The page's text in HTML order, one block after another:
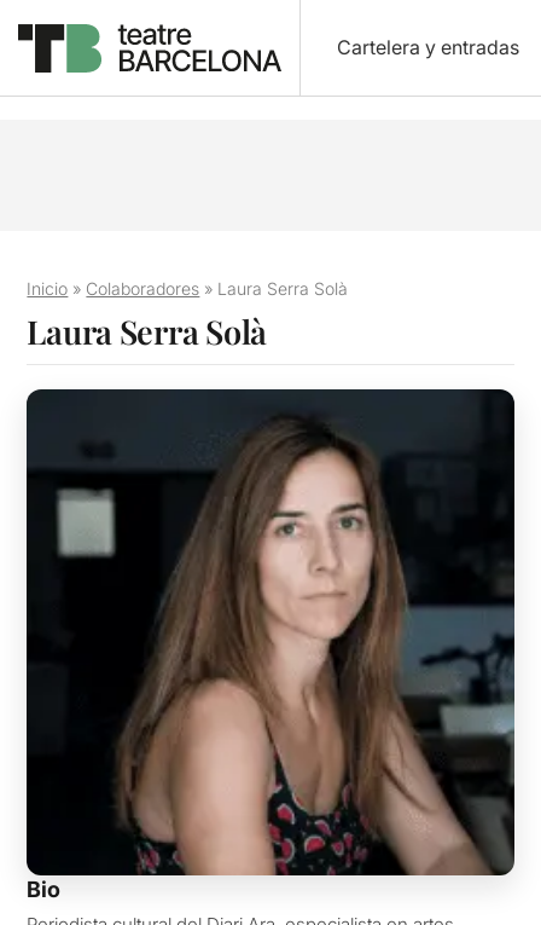
Cartelera y entradas
Inicio » Colaboradores » Laura Serra Solà
Laura Serra Solà
Bio